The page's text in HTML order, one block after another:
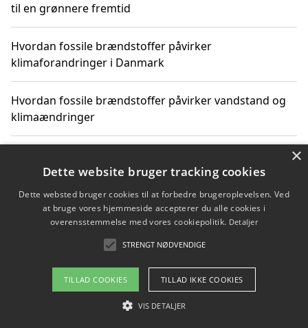
til en grønnere fremtid
Hvordan fossile brændstoffer påvirker
klimaforandringer i Danmark
Hvordan fossile brændstoffer påvirker vandstand og
klimaændringer
vores perspektiv
Copyright 2026 - Pilanto Aps
Om / kontakt
×
Dette website bruger tracking cookies
Dette websted bruger cookies til at forbedre brugeroplevelsen. Ved
at bruge vores hjemmeside accepterer du alle cookies i
overensstemmelse med vores cookiepolitik. Detaljer
STRENGT NØDVENDIGE
TILLAD COOKIES TILLAD IKKE COOKIES
VIS DETALJER